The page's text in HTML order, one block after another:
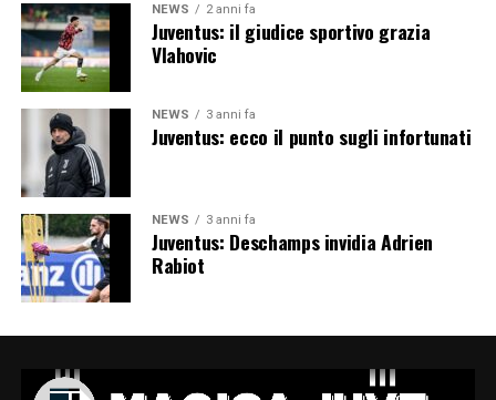
NEWS 2 anni fa
Juventus: il giudice sportivo grazia
Vlahovic
NEWS 3 anni fa
Juventus: ecco il punto sugli infortunati
NEWS 3 anni fa
Juventus: Deschamps invidia Adrien
Rabiot